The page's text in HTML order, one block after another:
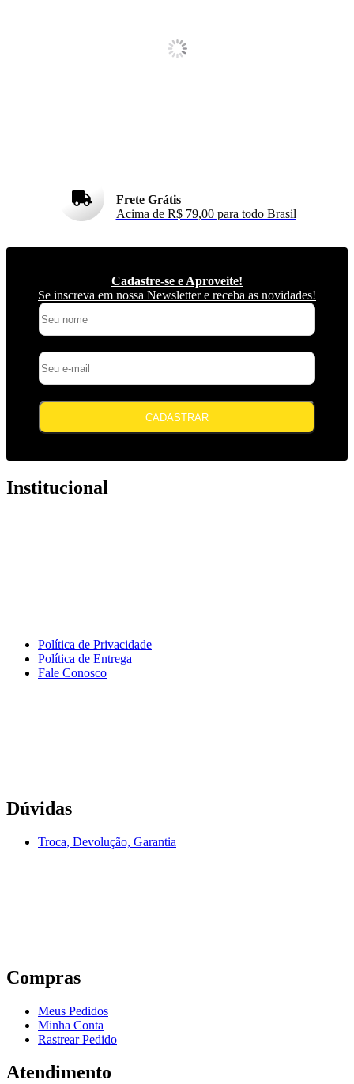
Frete Grátis
Acima de R$ 79,00 para todo Brasil
Cadastre-se e Aproveite!
Se inscreva em nossa Newsletter e receba as novidades!
CADASTRAR
Institucional
Política de Privacidade
Política de Entrega
Fale Conosco
Dúvidas
Troca, Devolução, Garantia
Compras
Meus Pedidos
Minha Conta
Rastrear Pedido
Atendimento